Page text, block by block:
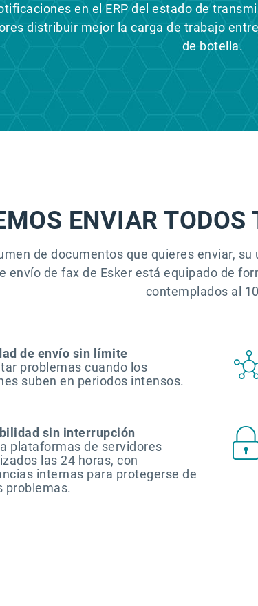
en el ERP del estado de
distribuir mejor la carga de trabajo
de botella.
ENVIAR TODOS
de documentos que quieres enviar,
envío de fax de Esker está equipado de
contemplados al
de envío sin límite
problemas cuando los
suben en periodos intensos.
sin interrupción
plataformas de servidores
las 24 horas, con
internas para protegerse de
problemas.